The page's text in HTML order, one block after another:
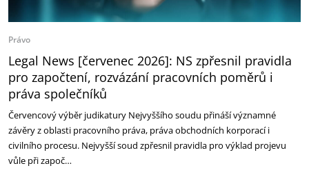
Právo
Legal News [červenec 2026]: NS zpřesnil pravidla
pro započtení, rozvázání pracovních poměrů i
práva společníků
Červencový výběr judikatury Nejvyššího soudu přináší významné
závěry z oblasti pracovního práva, práva obchodních korporací i
civilního procesu. Nejvyšší soud zpřesnil pravidla pro výklad projevu
vůle při započ…